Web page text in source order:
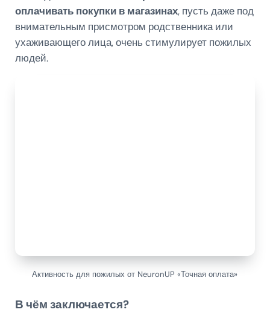
оплачивать покупки в магазинах, пусть даже под
внимательным присмотром родственника или
ухаживающего лица, очень стимулирует пожилых
людей.
Активность для пожилых от NeuronUP «Точная оплата»
В чём заключается?